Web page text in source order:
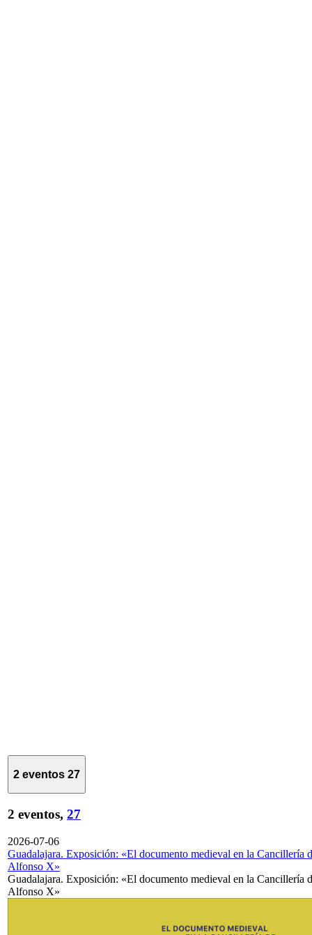
2 eventos 27
2 eventos, 27
2026-07-06
Guadalajara. Exposición: «El documento medieval en la Cancillería
Alfonso X»
Guadalajara. Exposición: «El documento medieval en la Cancillería
Alfonso X»